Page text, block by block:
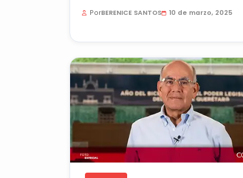
PorBERENICE SANTOS 10 de marzo, 2025